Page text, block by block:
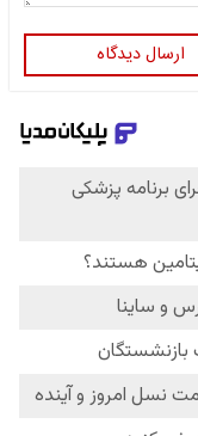
ارسال دیدگاه